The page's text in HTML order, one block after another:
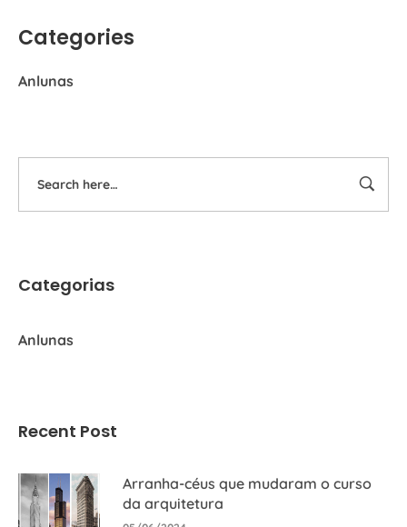
Categories
Anlunas
Categorias
Anlunas
Recent Post
Arranha-céus que mudaram o curso
da arquitetura